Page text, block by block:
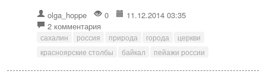
olga_hoppe 0
11.12.2014 03:35
2 комментария
сахалин россия природа города
церкви
красноярские столбы
байкал пейажи россии